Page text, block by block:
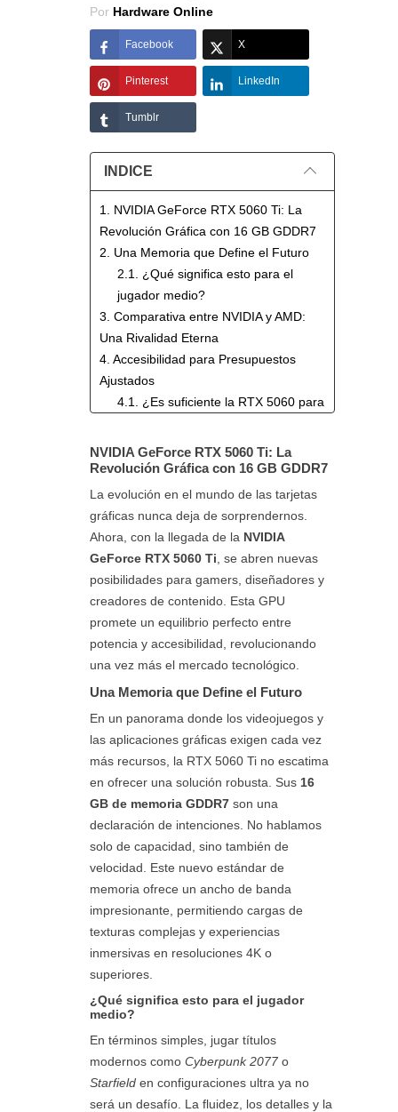
Por Hardware Online
Facebook X
Pinterest LinkedIn
Tumblr
INDICE
1. NVIDIA GeForce RTX 5060 Ti: La
Revolución Gráfica con 16 GB GDDR7
2. Una Memoria que Define el Futuro
2.1. ¿Qué significa esto para el
jugador medio?
3. Comparativa entre NVIDIA y AMD:
Una Rivalidad Eterna
4. Accesibilidad para Presupuestos
Ajustados
4.1. ¿Es suficiente la RTX 5060 para
5. Impacto de las Nuevas GPUs en la
Industria
5.1. El dilema del consumidor:
¿Invertir ahora o esperar?
NVIDIA GeForce RTX 5060 Ti: La
Revolución Gráfica con 16 GB GDDR7
La evolución en el mundo de las tarjetas
gráficas nunca deja de sorprendernos.
Ahora, con la llegada de la NVIDIA
GeForce RTX 5060 Ti, se abren nuevas
posibilidades para gamers, diseñadores y
creadores de contenido. Esta GPU
promete un equilibrio perfecto entre
potencia y accesibilidad, revolucionando
una vez más el mercado tecnológico.
Una Memoria que Define el Futuro
En un panorama donde los videojuegos y
las aplicaciones gráficas exigen cada vez
más recursos, la RTX 5060 Ti no escatima
en ofrecer una solución robusta. Sus 16
GB de memoria GDDR7son una
declaración de intenciones. No hablamos
solo de capacidad, sino también de
velocidad. Este nuevo estándar de
memoria ofrece un ancho de banda
impresionante, permitiendo cargas de
texturas complejas y experiencias
inmersivas en resoluciones 4K o
superiores.
¿Qué significa esto para el jugador
medio?
En términos simples, jugar títulos
modernos como Cyberpunk 2077o
Starfielden configuraciones ultra ya no
será un desafío. La fluidez, los detalles y la